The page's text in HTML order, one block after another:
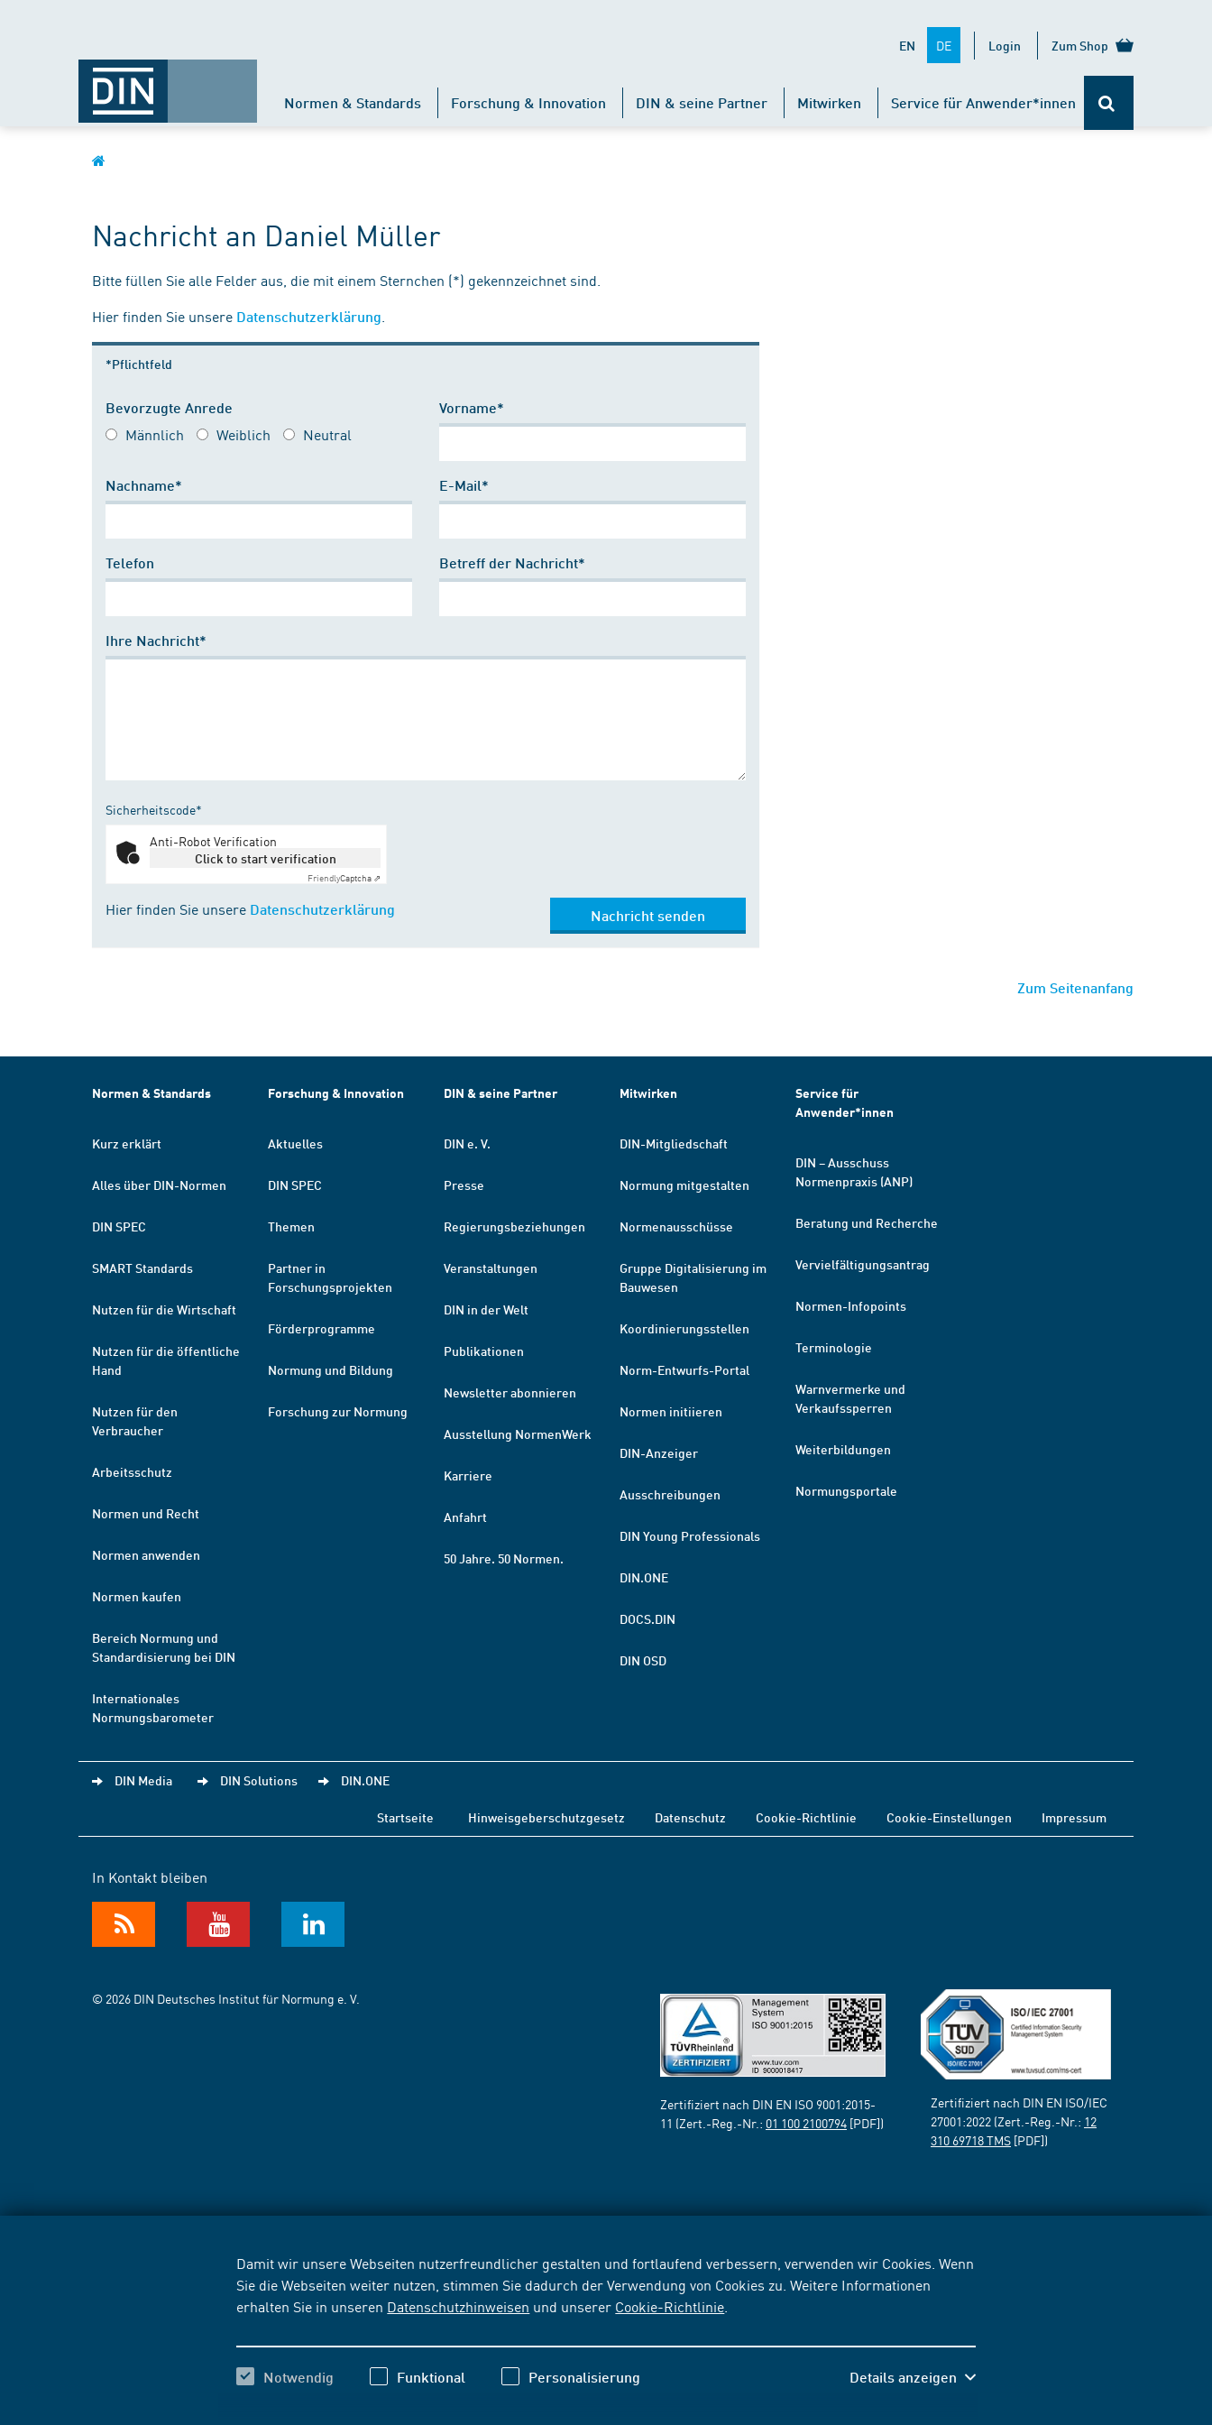
Damit wir unsere Webseiten nutzerfreundlicher gestalten und fortlaufend verbessern, verwenden wir Cookies. Wenn
Sie die Webseiten weiter nutzen, stimmen Sie dadurch der Verwendung von Cookies zu. Weitere Informationen
erhalten Sie in unseren Datenschutzhinweisen und unserer Cookie-Richtlinie
Notwendig Funktional Personalisierung Details anzeigen
EN DE Login Zum Shop
Normen & Standards Forschung & Innovation DIN & seine Partner Mitwirken Service für Anwender*innen
Nachricht an Daniel Müller
Bitte füllen Sie alle Felder aus, die mit einem Sternchen (*) gekennzeichnet sind.
Hier finden Sie unsere Datenschutzerklärung
*Pflichtfeld
Bevorzugte Anrede
Männlich Weiblich Neutral
Vorname*
Nachname* E-Mail*
Telefon Betreff der Nachricht*
Ihre Nachricht*
Sicherheitscode*
Anti-Robot Verification
Click to start verification
FriendlyCaptcha ⇗
Hier finden Sie unsere Datenschutzerklärung Nachricht senden
Zum Seitenanfang
Normen & Standards
Kurz erklärt
Alles über DIN-Normen
DIN SPEC
SMART Standards
Nutzen für die Wirtschaft
Nutzen für die öffentliche
Hand
Nutzen für den
Verbraucher
Arbeitsschutz
Normen und Recht
Normen anwenden
Normen kaufen
Bereich Normung und
Standardisierung bei DIN
Internationales
Normungsbarometer
Forschung & Innovation
Aktuelles
DIN SPEC
Themen
Partner in
Forschungsprojekten
Förderprogramme
Normung und Bildung
Forschung zur Normung
DIN & seine Partner
DIN e. V.
Presse
Regierungsbeziehungen
Veranstaltungen
DIN in der Welt
Publikationen
Newsletter abonnieren
Ausstellung NormenWerk
Karriere
Anfahrt
50 Jahre. 50 Normen.
Mitwirken
DIN-Mitgliedschaft
Normung mitgestalten
Normenausschüsse
Gruppe Digitalisierung im
Bauwesen
Koordinierungsstellen
Norm-Entwurfs-Portal
Normen initiieren
DIN-Anzeiger
Ausschreibungen
DIN Young Professionals
DIN.ONE
DOCS.DIN
DIN OSD
Service für
Anwender*innen
DIN – Ausschuss
Normenpraxis (ANP)
Beratung und Recherche
Vervielfältigungsantrag
Normen-Infopoints
Terminologie
Warnvermerke und
Verkaufssperren
Weiterbildungen
Normungsportale
DIN Media DIN Solutions DIN.ONE
Startseite Hinweisgeberschutzgesetz Datenschutz Cookie-Richtlinie Cookie-Einstellungen Impressum
In Kontakt bleiben
© 2026 DIN Deutsches Institut für Normung e. V.
Zertifiziert nach DIN EN ISO 9001:2015-
11 (Zert.-Reg.-Nr.: 01 100 2100794 [PDF])
Zertifiziert nach DIN EN ISO/IEC
27001:2022 (Zert.-Reg.-Nr.: 12
310 69718 TMS [PDF])